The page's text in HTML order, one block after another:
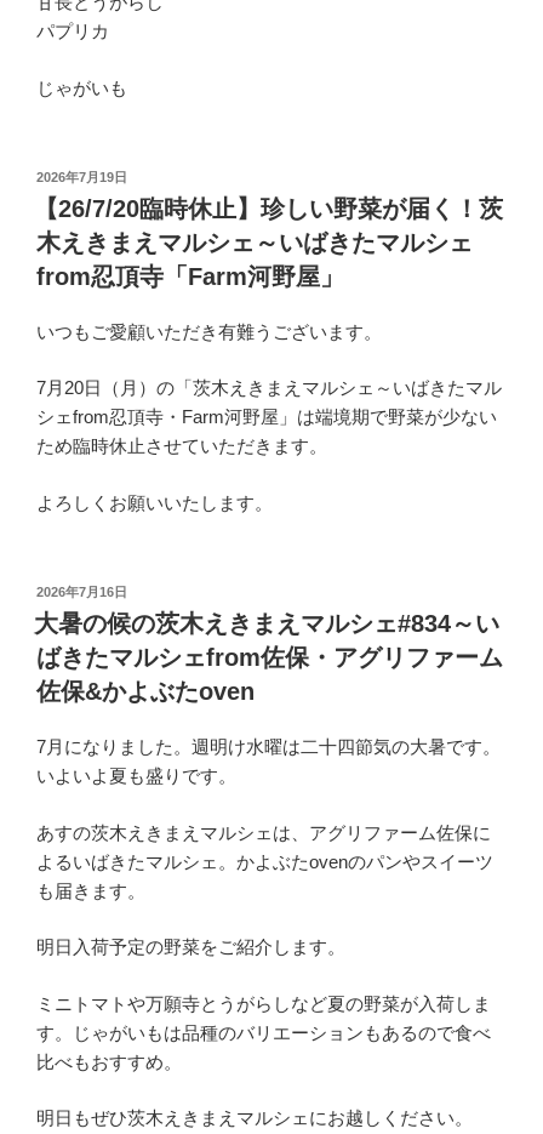
パプリカ
じゃがいも
投
日:
2026年7月19日
【26/7/20臨時休止】珍しい野菜が届く！茨
木えきまえマルシェ～いばきたマルシェ
from忍頂寺「Farm河野屋」
いつもご愛顧いただき有難うございます。
7月20日（月）の「茨木えきまえマルシェ～いばきたマル
シェfrom忍頂寺・Farm河野屋」は端境期で野菜が少ない
ため臨時休止させていただきます。
よろしくお願いいたします。
投
稿
日:
2026年7月16日
大暑の候の茨木えきまえマルシェ#834～い
ばきたマルシェfrom佐保・アグリファーム
佐保&かよぶたoven
7月になりました。週明け水曜は二十四節気の大暑です。
いよいよ夏も盛りです。
あすの茨木えきまえマルシェは、アグリファーム佐保に
よるいばきたマルシェ。かよぶたovenのパンやスイーツ
も届きます。
明日入荷予定の野菜をご紹介します。
ミニトマトや万願寺とうがらしなど夏の野菜が入荷しま
す。じゃがいもは品種のバリエーションもあるので食べ
比べもおすすめ。
明日もぜひ茨木えきまえマルシェにお越しください。